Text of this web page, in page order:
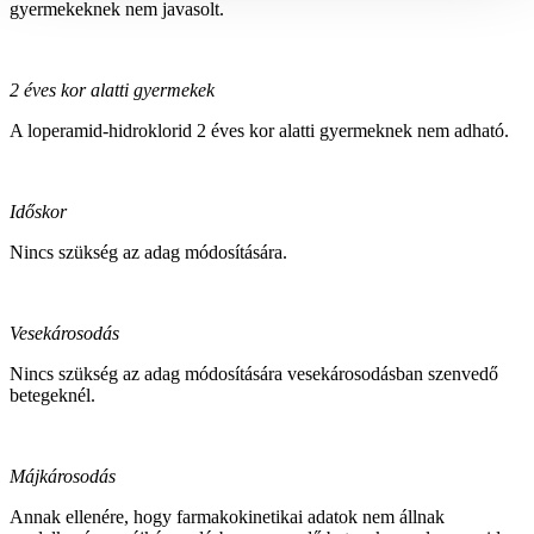
gyermekeknek nem javasolt.
2 éves kor alatti gyermekek
A loperamid-hidroklorid 2 éves kor alatti gyermeknek nem adható.
Időskor
Nincs szükség az adag módosítására.
Vesekárosodás
Nincs szükség az adag módosítására vesekárosodásban szenvedő
betegeknél.
Májkárosodás
Annak ellenére, hogy farmakokinetikai adatok nem állnak